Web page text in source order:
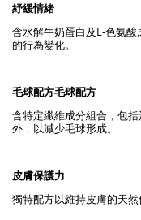
紓緩情緒
含水解牛奶蛋白及L-色氨
的行為變化。
毛球配方毛球配方
含特定纖維成分組合，包
外，以減少毛球形成。
皮膚保護力
獨特配方以維持皮膚的天然